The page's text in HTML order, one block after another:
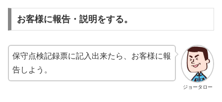
お客様に報告・説明をする。
ジョータロー
保守点検記録票に記入出来たら、お客様に報
告しよう。